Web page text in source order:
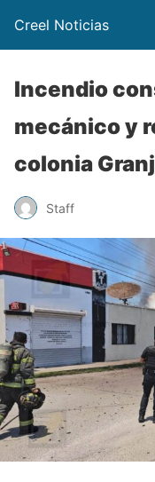
Creel Noticias
Incendio
mecánico y
colonia
Staff